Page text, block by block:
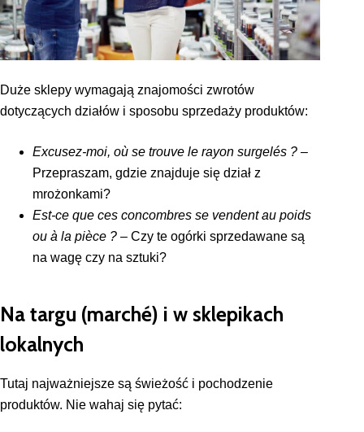
Duże sklepy wymagają znajomości zwrotów
dotyczących działów i sposobu sprzedaży produktów:
Excusez-moi, où se trouve le rayon surgelés ? –
Przepraszam, gdzie znajduje się dział z
mrożonkami?
Est-ce que ces concombres se vendent au poids
ou à la pièce ? – Czy te ogórki sprzedawane są
na wagę czy na sztuki?
Na targu (marché) i w sklepikach
lokalnych
Tutaj najważniejsze są świeżość i pochodzenie
produktów. Nie wahaj się pytać: